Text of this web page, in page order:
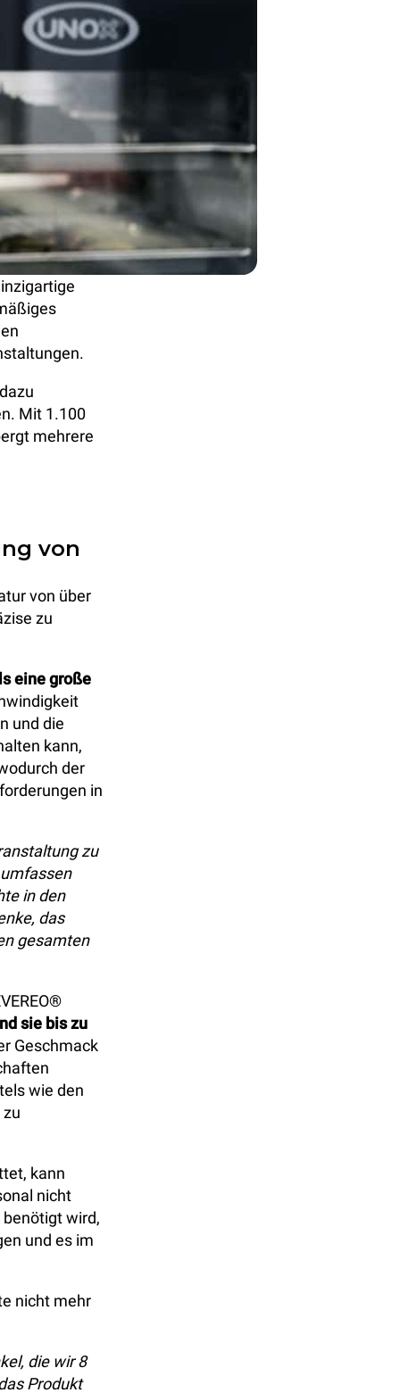
Mit 1.100
mehrere
von
von über
zu
eine große
und die
kann,
der
in
zu
in den
das
gesamten
sie bis zu
Geschmack
wie den
kann
nicht
benötigt wird,
und es im
nicht mehr
die wir 8
Produkt